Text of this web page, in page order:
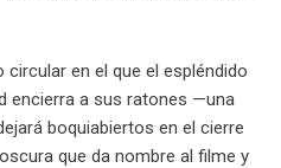
en el que el espléndido
encierra a sus ratones —una
boquiabiertos en el cierre
que da nombre al filme y